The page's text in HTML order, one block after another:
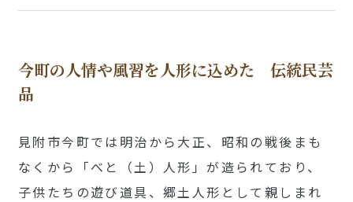
今町の人情や風習を人形に込めた 伝統民芸
品
見附市今町では明治から大正、昭和の戦後まも
なくから「べと（土）人形」が造られており、
子供たちの遊び道具、郷土人形として親しまれ